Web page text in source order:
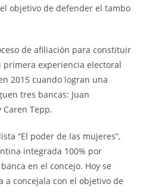
objetivo de defender el tambo
de afiliación para constituir
experiencia electoral
2015 cuando logran una
tres bancas: Juan
Caren Tepp.
“El poder de las mujeres”,
integrada 100% por
en el concejo. Hoy se
a concejala con el objetivo de